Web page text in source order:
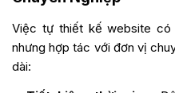
Việc tự thiết kế website có
nhưng hợp tác với đơn vị
dài: